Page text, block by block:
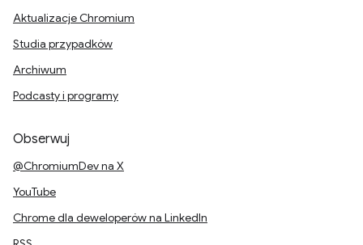
Aktualizacje Chromium
Studia przypadków
Archiwum
Podcasty i programy
Obserwuj
@ChromiumDev na X
YouTube
Chrome dla deweloperów na LinkedIn